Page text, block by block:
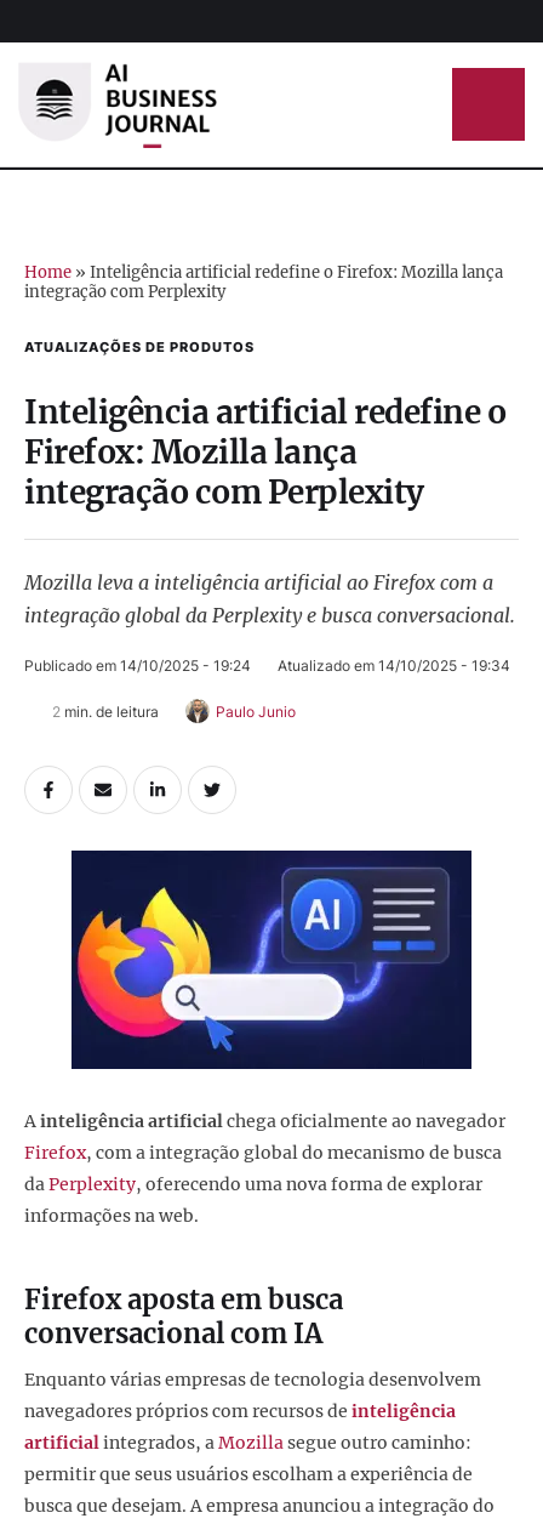
Home » Inteligência artificial redefine o Firefox: Mozilla lança
integração com Perplexity
ATUALIZAÇÕES DE PRODUTOS
Inteligência artificial redefine o
Firefox: Mozilla lança
integração com Perplexity
Mozilla leva a inteligência artificial ao Firefox com a
integração global da Perplexity e busca conversacional.
Publicado em 14/10/2025 - 19:24 Atualizado em 14/10/2025 - 19:34
2 min. de leitura Paulo Junio
Ainteligência artificialchega oficialmente ao navegador
Firefox, com a integração global do mecanismo de busca
daPerplexity, oferecendo uma nova forma de explorar
informações na web.
Firefox aposta em busca
conversacional com IA
Enquanto várias empresas de tecnologia desenvolvem
navegadores próprios com recursos de inteligência
artificialintegrados, aMozillasegue outro caminho:
permitir que seus usuários escolham a experiência de
busca que desejam. A empresa anunciou a integração do